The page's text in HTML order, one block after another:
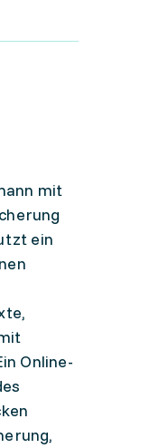
mit
ein
Online-